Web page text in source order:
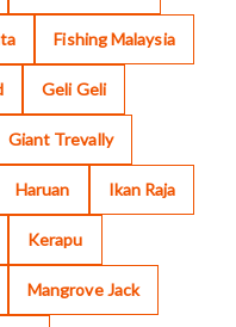
Fishing Malaysia
Geli Geli
Giant Trevally
Haruan Ikan Raja
Kerapu
Mangrove Jack